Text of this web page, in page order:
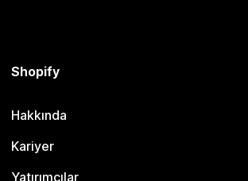
Shopify
Hakkında
Kariyer
Yatırımcılar